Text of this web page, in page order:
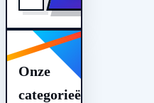
Onze
categorieën